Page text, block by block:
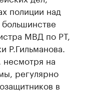
полиции над
МВД по РТ,
Р.Гильманова.
несмотря на
регулярно
в